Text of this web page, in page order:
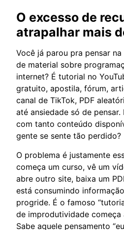
O excesso de
atrapalhar mais
Você já parou pra pensar
de material sobre
internet? É tutorial no
gratuito, apostila, fórum,
canal de TikTok, PDF
até ansiedade só de
com tanto conteúdo
gente se sente tão perdido?
O problema é justamente
começa um curso, vê um
abre outro site, baixa um
está consumindo
progride. É o famoso
de improdutividade começa
Sabe aquele pensamento